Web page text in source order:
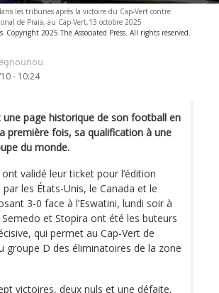
les tribunes après la victoire du Cap-Vert contre
de Praia, au Cap-Vert,13 octobre 2025
Copyright 2025 The Associated Press. All rights reserved.
- 10:24
une page historique de son football en
première fois, sa qualification à une
du monde.
validé leur ticket pour l’édition
les États-Unis, le Canada et le
3-0 face à l’Eswatini, lundi soir à
et Stopira ont été les buteurs
qui permet au Cap-Vert de
groupe D des éliminatoires de la zone
victoires, deux nuls et une défaite,